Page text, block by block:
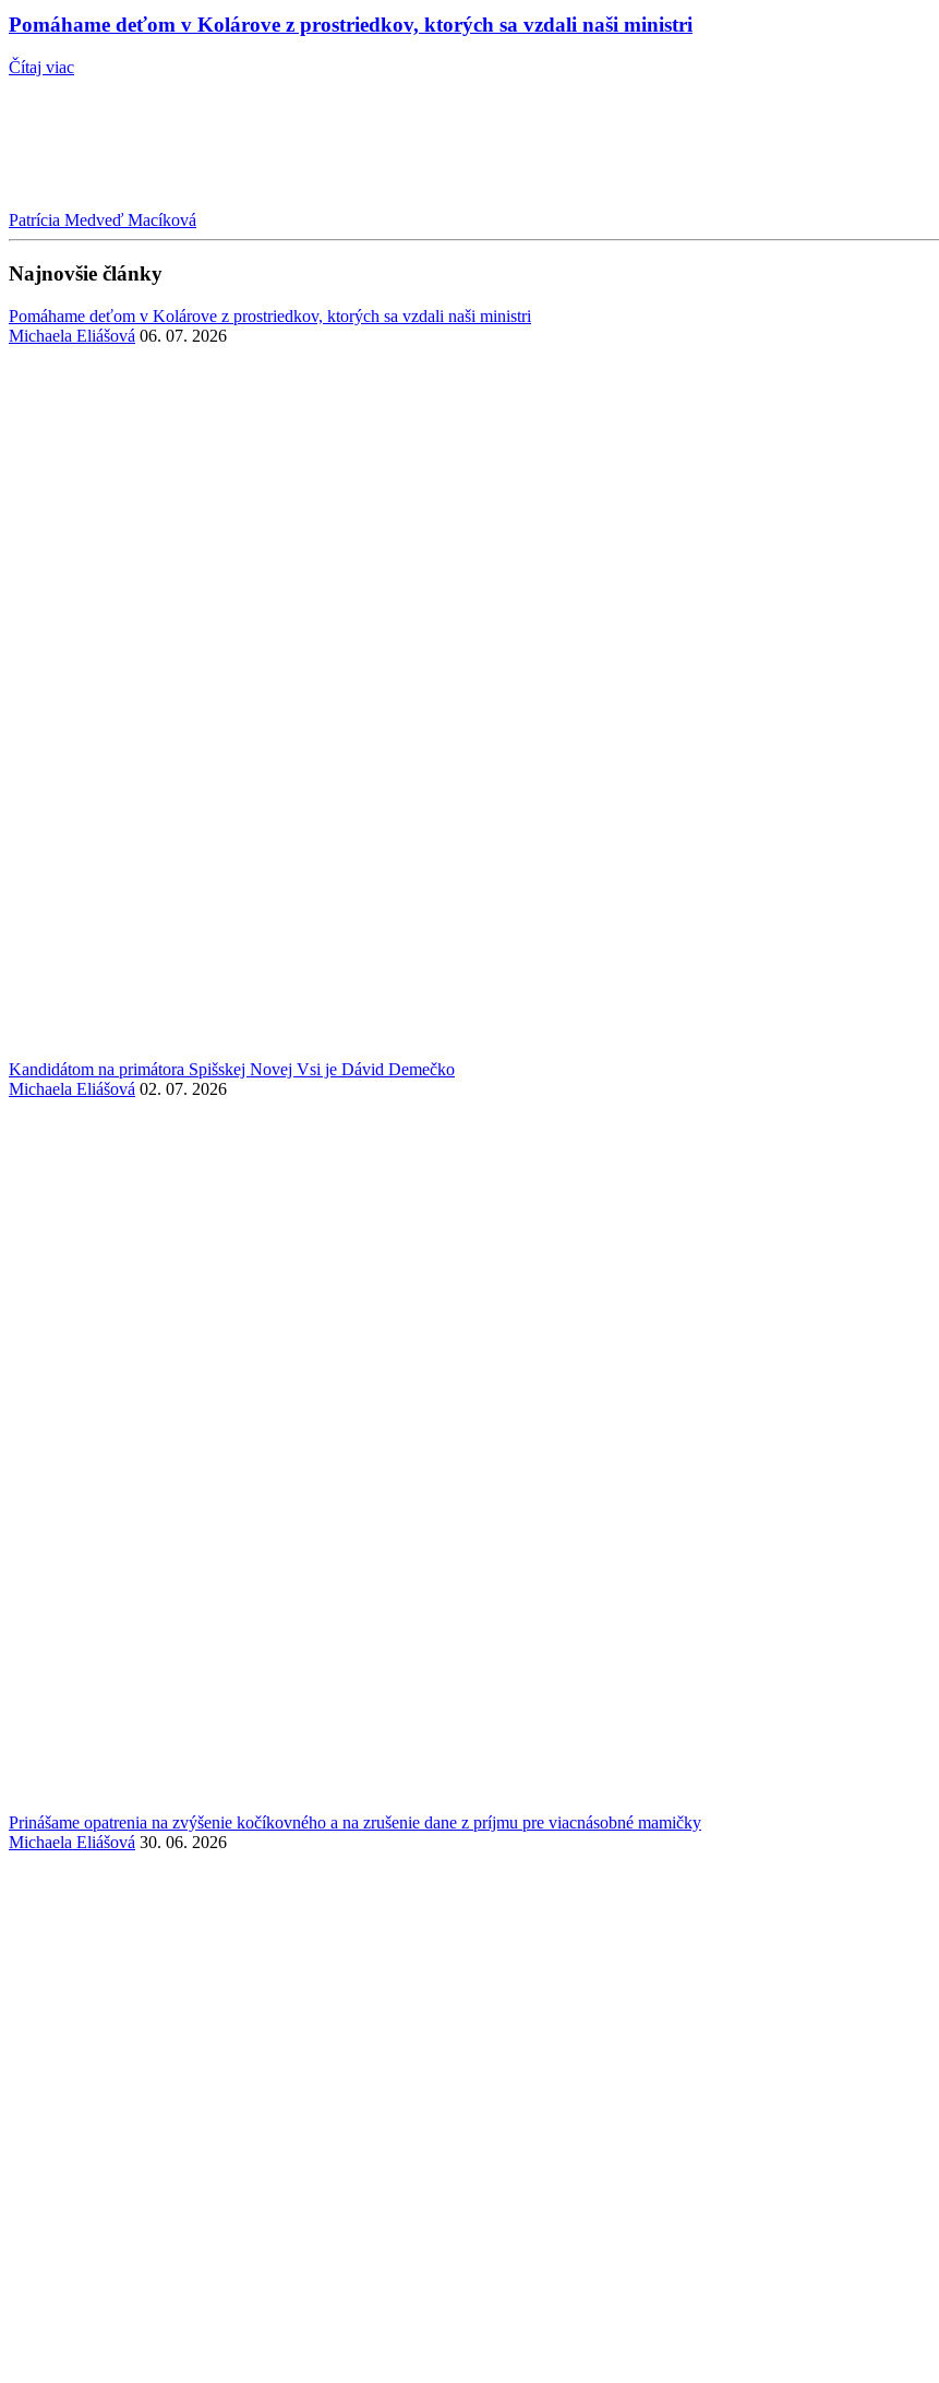
Pomáhame deťom v Kolárove z prostriedkov, ktorých sa vzdali naši ministri
Čítaj viac
Patrícia Medveď Macíková
Najnovšie články
Pomáhame deťom v Kolárove z prostriedkov, ktorých sa vzdali naši ministri
Michaela Eliášová 06. 07. 2026
Kandidátom na primátora Spišskej Novej Vsi je Dávid Demečko
Michaela Eliášová 02. 07. 2026
Prinášame opatrenia na zvýšenie kočíkovného a na zrušenie dane z príjmu pre viacnásobné mamičky
Michaela Eliášová 30. 06. 2026